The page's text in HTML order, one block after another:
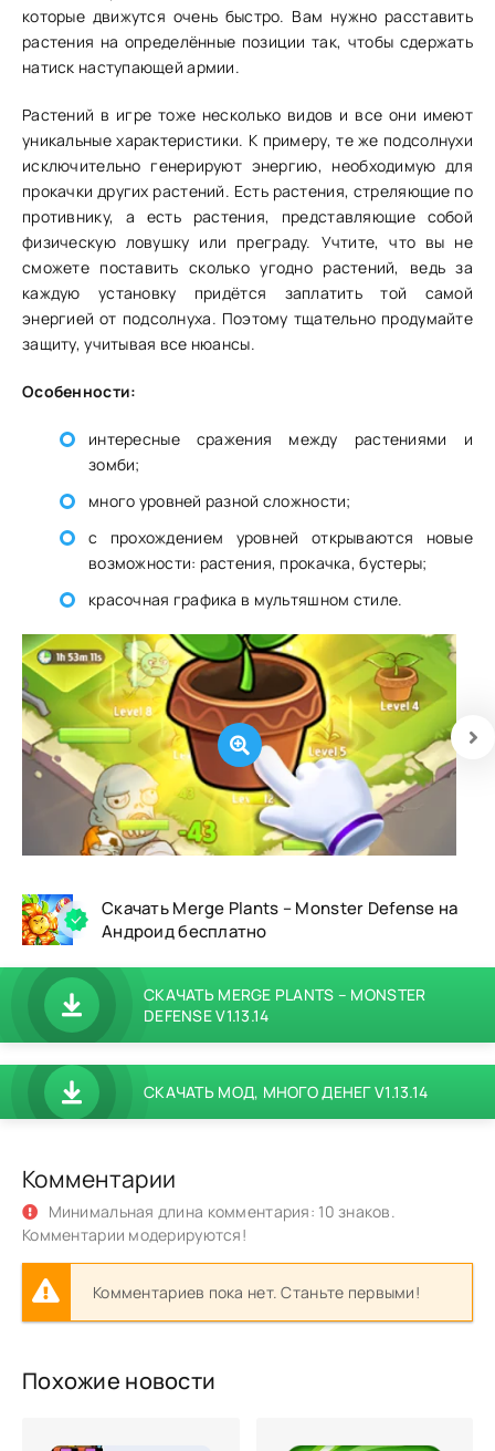
которые движутся очень быстро. Вам нужно расставить
растения на определённые позиции так, чтобы сдержать
натиск наступающей армии.
Растений в игре тоже несколько видов и все они имеют
уникальные характеристики. К примеру, те же подсолнухи
исключительно генерируют энергию, необходимую для
прокачки других растений. Есть растения, стреляющие по
противнику, а есть растения, представляющие собой
физическую ловушку или преграду. Учтите, что вы не
сможете поставить сколько угодно растений, ведь за
каждую установку придётся заплатить той самой
энергией от подсолнуха. Поэтому тщательно продумайте
защиту, учитывая все нюансы.
Особенности:
интересные сражения между растениями и
зомби;
много уровней разной сложности;
с прохождением уровней открываются новые
возможности: растения, прокачка, бустеры;
красочная графика в мультяшном стиле.
Скачать Merge Plants – Monster Defense на
Андроид бесплатно
СКАЧАТЬ MERGE PLANTS – MONSTER
DEFENSE V1.13.14
СКАЧАТЬ МОД, МНОГО ДЕНЕГ V1.13.14
Комментарии
Минимальная длина комментария: 10 знаков.
Комментарии модерируются!
Комментариев пока нет. Станьте первыми!
Похожие новости